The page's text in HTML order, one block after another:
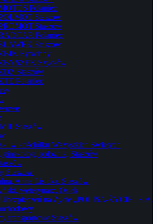
Połaniec
Staszów
Staszów
Połaniec
Staszów
ŻBIK Rytwiany
Szydłów
Staszów
Połaniec
Staszów
w kościółku Wszystkich Świetych
ginekolog, położnik, Staszów
Staszów
Anna Lisicka, Staszów
weterynarz, Osiek
na Życie „POLISA-ŻYCIE” S.A.
transportowe Staszów